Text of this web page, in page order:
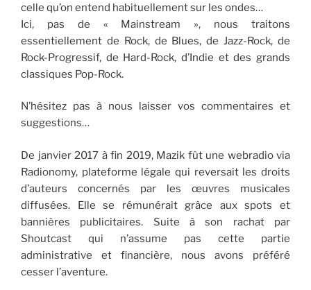
celle qu’on entend habituellement sur les ondes…
Ici, pas de « Mainstream », nous traitons
essentiellement de Rock, de Blues, de Jazz-Rock, de
Rock-Progressif, de Hard-Rock, d’Indie et des grands
classiques Pop-Rock.
N’hésitez pas à nous laisser vos commentaires et
suggestions…
De janvier 2017 à fin 2019, Mazik fût une webradio via
Radionomy, plateforme légale qui reversait les droits
d’auteurs concernés par les œuvres musicales
diffusées. Elle se rémunérait grâce aux spots et
bannières publicitaires. Suite à son rachat par
Shoutcast qui n’assume pas cette partie
administrative et financière, nous avons préféré
cesser l’aventure.